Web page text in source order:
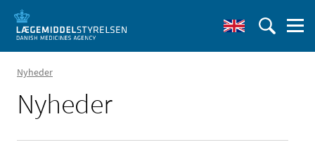
Nyheder
Nyheder